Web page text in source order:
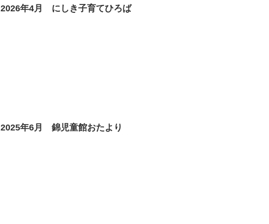
2026年4月 にしき子育てひろば
2025年6月 錦児童館おたより